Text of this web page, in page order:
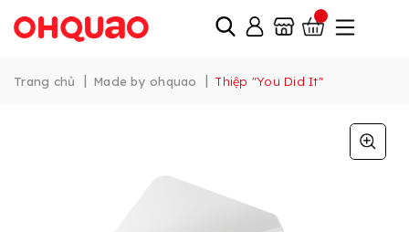
Trang chủ | Made by ohquao | Thiệp "You Did It"